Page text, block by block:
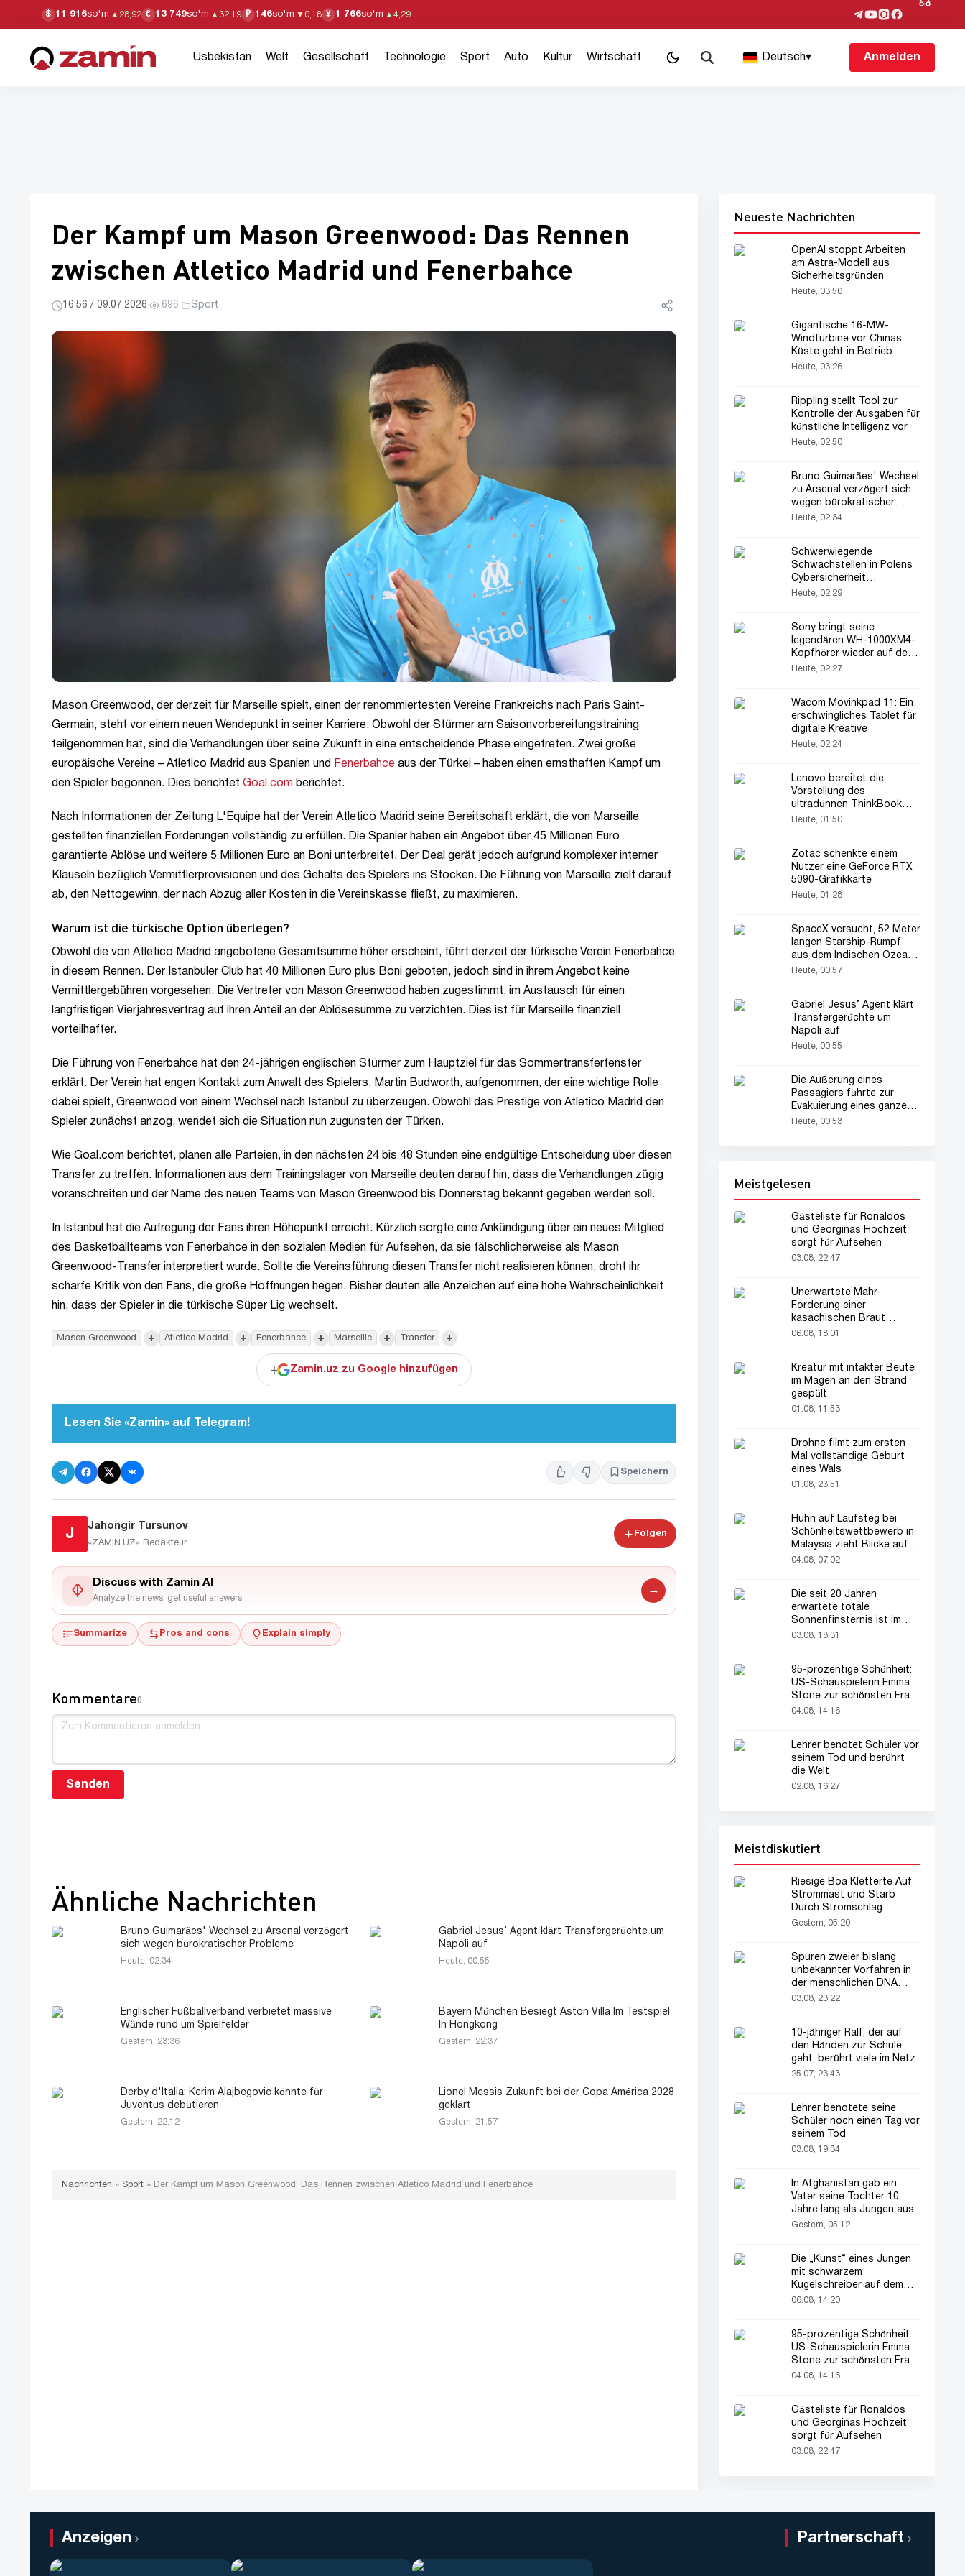
$ 11 916so'm ▲ 28,92 € 13 749so'm ▲ 32,19 ₽ 146so'm ▼ 0,18 ¥ 1 766so'm ▲ 4,29
Usbekistan Welt Gesellschaft Technologie Sport Auto Kultur Wirtschaft Deutsch▾ Anmelden
Der Kampf um Mason Greenwood: Das Rennen
zwischen Atletico Madrid und Fenerbahce
16:56 / 09.07.2026· 696· Sport
Mason Greenwood, der derzeit für Marseille spielt, einen der renommiertesten Vereine Frankreichs nach Paris Saint-
Germain, steht vor einem neuen Wendepunkt in seiner Karriere. Obwohl der Stürmer am Saisonvorbereitungstraining
teilgenommen hat, sind die Verhandlungen über seine Zukunft in eine entscheidende Phase eingetreten. Zwei große
europäische Vereine – Atletico Madrid aus Spanien und
Fenerbahce aus der Türkei – haben einen ernsthaften Kampf um
den Spieler begonnen. Dies berichtet Goal.com berichtet.
Nach Informationen der Zeitung L'Equipe hat der Verein Atletico Madrid seine Bereitschaft erklärt, die von Marseille
gestellten finanziellen Forderungen vollständig zu erfüllen. Die Spanier haben ein Angebot über 45 Millionen Euro
garantierte Ablöse und weitere 5 Millionen Euro an Boni unterbreitet. Der Deal gerät jedoch aufgrund komplexer interner
Klauseln bezüglich Vermittlerprovisionen und des Gehalts des Spielers ins Stocken. Die Führung von Marseille zielt darauf
ab, den Nettogewinn, der nach Abzug aller Kosten in die Vereinskasse fließt, zu maximieren.
Warum ist die türkische Option überlegen?
Obwohl die von Atletico Madrid angebotene Gesamtsumme höher erscheint, führt derzeit der türkische Verein Fenerbahce
in diesem Rennen. Der Istanbuler Club hat 40 Millionen Euro plus Boni geboten, jedoch sind in ihrem Angebot keine
Vermittlergebühren vorgesehen. Die Vertreter von Mason Greenwood haben zugestimmt, im Austausch für einen
langfristigen Vierjahresvertrag auf ihren Anteil an der Ablösesumme zu verzichten. Dies ist für Marseille finanziell
vorteilhafter.
Die Führung von Fenerbahce hat den 24-jährigen englischen Stürmer zum Hauptziel für das Sommertransferfenster
erklärt. Der Verein hat engen Kontakt zum Anwalt des Spielers, Martin Budworth, aufgenommen, der eine wichtige Rolle
dabei spielt, Greenwood von einem Wechsel nach Istanbul zu überzeugen. Obwohl das Prestige von Atletico Madrid den
Spieler zunächst anzog, wendet sich die Situation nun zugunsten der Türken.
Wie Goal.com berichtet, planen alle Parteien, in den nächsten 24 bis 48 Stunden eine endgültige Entscheidung über diesen
Transfer zu treffen. Informationen aus dem Trainingslager von Marseille deuten darauf hin, dass die Verhandlungen zügig
voranschreiten und der Name des neuen Teams von Mason Greenwood bis Donnerstag bekannt gegeben werden soll.
In Istanbul hat die Aufregung der Fans ihren Höhepunkt erreicht. Kürzlich sorgte eine Ankündigung über ein neues Mitglied
des Basketballteams von Fenerbahce in den sozialen Medien für Aufsehen, da sie fälschlicherweise als Mason
Greenwood-Transfer interpretiert wurde. Sollte die Vereinsführung diesen Transfer nicht realisieren können, droht ihr
scharfe Kritik von den Fans, die große Hoffnungen hegen. Bisher deuten alle Anzeichen auf eine hohe Wahrscheinlichkeit
hin, dass der Spieler in die türkische Süper Lig wechselt.
Mason Greenwood + Atletico Madrid + Fenerbahce + Marseille + Transfer +
+ Zamin.uz zu Google hinzufügen
Lesen Sie «Zamin» auf Telegram!
Speichern
J
Jahongir Tursunov
«ZAMIN.UZ» Redakteur
Folgen
Discuss with Zamin AI
Analyze the news, get useful answers
→
Summarize Pros and cons Explain simply
Kommentare0
Senden
…
Ähnliche Nachrichten
Bruno Guimarães' Wechsel zu Arsenal verzögert
sich wegen bürokratischer Probleme
Heute, 02:34
Gabriel Jesus’ Agent klärt Transfergerüchte um
Napoli auf
Heute, 00:55
Englischer Fußballverband verbietet massive
Wände rund um Spielfelder
Gestern, 23:36
Bayern München Besiegt Aston Villa Im Testspiel
In Hongkong
Gestern, 22:37
Derby d'Italia: Kerim Alajbegovic könnte für
Juventus debütieren
Gestern, 22:12
Lionel Messis Zukunft bei der Copa América 2028
geklärt
Gestern, 21:57
Nachrichten » Sport » Der Kampf um Mason Greenwood: Das Rennen zwischen Atletico Madrid und Fenerbahce
Neueste Nachrichten
OpenAI stoppt Arbeiten
am Astra-Modell aus
Sicherheitsgründen
Heute, 03:50
Gigantische 16-MW-
Windturbine vor Chinas
Küste geht in Betrieb
Heute, 03:26
Rippling stellt Tool zur
Kontrolle der Ausgaben für
künstliche Intelligenz vor
Heute, 02:50
Bruno Guimarães' Wechsel
zu Arsenal verzögert sich
wegen bürokratischer
Probleme
Heute, 02:34
Schwerwiegende
Schwachstellen in Polens
Cybersicherheit
aufgedeckt
Heute, 02:29
Sony bringt seine
legendären WH-1000XM4-
Kopfhörer wieder auf den
Markt
Heute, 02:27
Wacom Movinkpad 11: Ein
erschwingliches Tablet für
digitale Kreative
Heute, 02:24
Lenovo bereitet die
Vorstellung des
ultradünnen ThinkBook
Aeroblade Laptops vor
Heute, 01:50
Zotac schenkte einem
Nutzer eine GeForce RTX
5090-Grafikkarte
Heute, 01:28
SpaceX versucht, 52 Meter
langen Starship-Rumpf
aus dem Indischen Ozean
zu bergen
Heute, 00:57
Gabriel Jesus’ Agent klärt
Transfergerüchte um
Napoli auf
Heute, 00:55
Die Äußerung eines
Passagiers führte zur
Evakuierung eines ganzen
Flugzeugs
Heute, 00:53
Meistgelesen
Gästeliste für Ronaldos
und Georginas Hochzeit
sorgt für Aufsehen
03.08, 22:47
Unerwartete Mahr-
Forderung einer
kasachischen Braut
verblüfft alle
06.08, 18:01
Kreatur mit intakter Beute
im Magen an den Strand
gespült
01.08, 11:53
Drohne filmt zum ersten
Mal vollständige Geburt
eines Wals
01.08, 23:51
Huhn auf Laufsteg bei
Schönheitswettbewerb in
Malaysia zieht Blicke auf
sich
04.08, 07:02
Die seit 20 Jahren
erwartete totale
Sonnenfinsternis ist im
August zu sehen
03.08, 18:31
95-prozentige Schönheit:
US-Schauspielerin Emma
Stone zur schönsten Frau
der Welt gekürt
04.08, 14:16
Lehrer benotet Schüler vor
seinem Tod und berührt
die Welt
02.08, 16:27
Meistdiskutiert
Riesige Boa Kletterte Auf
Strommast und Starb
Durch Stromschlag
Gestern, 05:20
Spuren zweier bislang
unbekannter Vorfahren in
der menschlichen DNA
entdeckt
03.08, 23:22
10-jähriger Ralf, der auf
den Händen zur Schule
geht, berührt viele im Netz
25.07, 23:43
Lehrer benotete seine
Schüler noch einen Tag vor
seinem Tod
03.08, 19:34
In Afghanistan gab ein
Vater seine Tochter 10
Jahre lang als Jungen aus
Gestern, 05:12
Die „Kunst“ eines Jungen
mit schwarzem
Kugelschreiber auf dem
Pass seines Vaters zieht
06.08, 14:20
95-prozentige Schönheit:
US-Schauspielerin Emma
Stone zur schönsten Frau
der Welt gekürt
04.08, 14:16
Gästeliste für Ronaldos
und Georginas Hochzeit
sorgt für Aufsehen
03.08, 22:47
Anzeigen Partnerschaft